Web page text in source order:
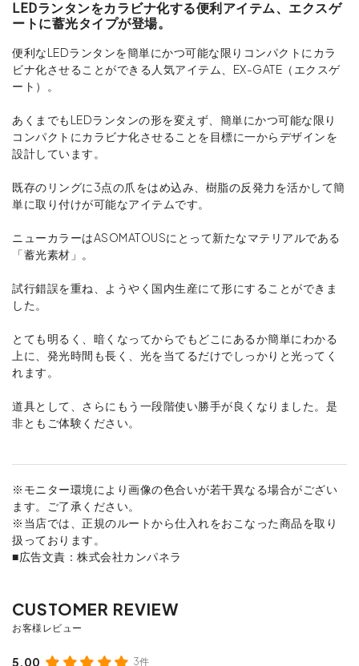
LEDランタンをカラビナ化する便利アイテム、エクスゲ
ートに蓄光タイプが登場。
便利なLEDランタンを簡単にかつ可能な限りコンパクトにカラ
ビナ化させることができる人気アイテム、EX-GATE（エクスゲ
ート）。
あくまでもLEDランタンの形を変えず、簡単にかつ可能な限り
コンパクトにカラビナ化させることを目標に一からデザインを
設計しています。
既存のリングに3点の爪をはめ込み、樹脂の反発力を活かして簡
単に取り付けが可能なアイテムです。
ニューカラーはASOMATOUSにとって新たなマテリアルである
「蓄光素材」。
試行錯誤を重ね、ようやく国内生産にて形にすることができま
した。
とても明るく、暗くなってからでもどこにあるか簡単にわかる
上に、発光時間も長く、光を当てるだけでしっかりと光ってく
れます。
道具として、さらにもう一段階使い勝手が良くなりました。是
非ともご体験ください。
※モニター環境により画像の色合いが若干異なる場合がござい
ます。ご了承ください。
※当店では、正規のルートから仕入れをおこなった商品を取り
扱っております。
■広告文責：株式会社カンパネラ
5.00 3件